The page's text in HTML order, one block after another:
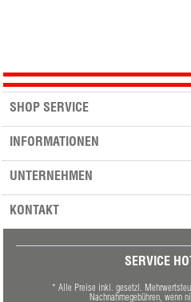
SHOP SERVICE
INFORMATIONEN
UNTERNEHMEN
KONTAKT
SERVICE
* Alle Preise inkl. gesetzl.
Nachnahmegebühren, wenn